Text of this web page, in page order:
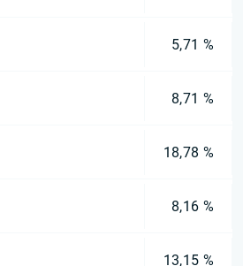
5,71 %
8,71 %
18,78 %
8,16 %
13,15 %